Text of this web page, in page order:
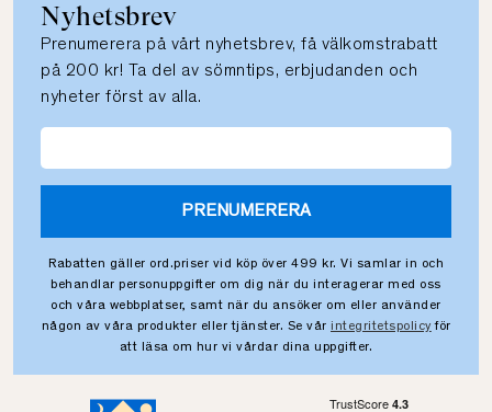
Nyhetsbrev
Prenumerera på vårt nyhetsbrev, få välkomstrabatt
på 200 kr! Ta del av sömntips, erbjudanden och
nyheter först av alla.
PRENUMERERA
Rabatten gäller ord.priser vid köp över 499 kr. Vi samlar in och
behandlar personuppgifter om dig när du interagerar med oss
och våra webbplatser, samt när du ansöker om eller använder
någon av våra produkter eller tjänster. Se vår integritetspolicy för
att läsa om hur vi vårdar dina uppgifter.